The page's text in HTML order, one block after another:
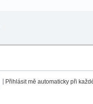
Přihlásit mě automaticky při